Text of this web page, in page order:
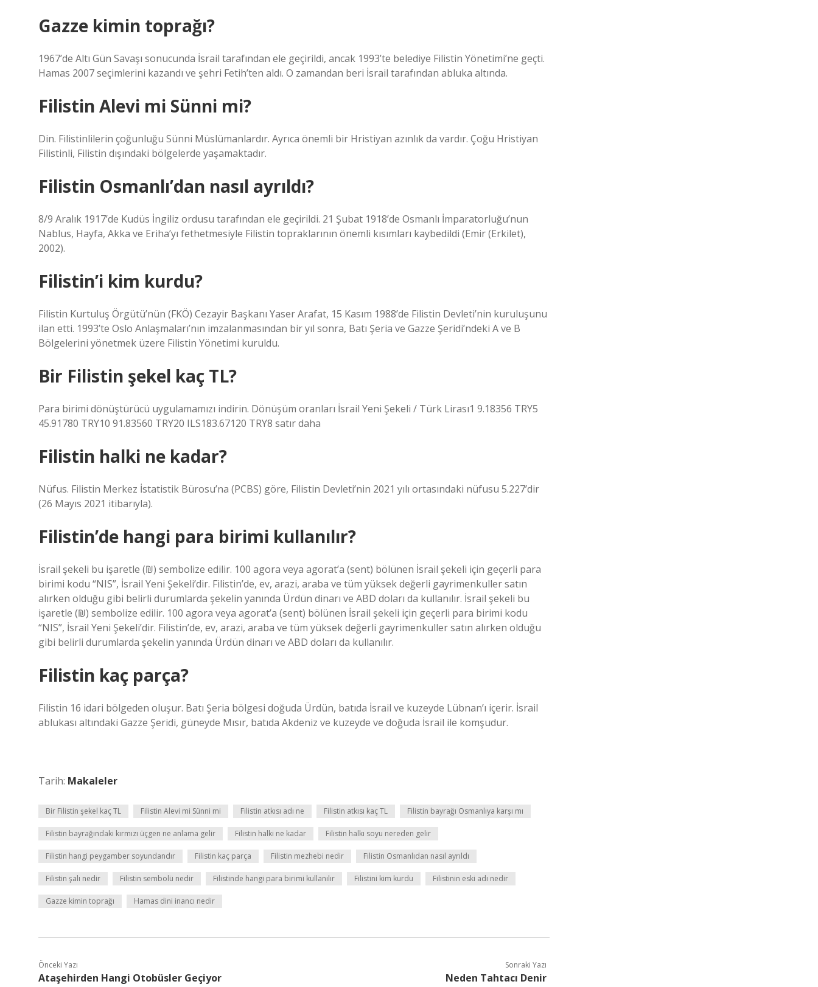
Gazze kimin toprağı?
1967’de Altı Gün Savaşı sonucunda İsrail tarafından ele geçirildi, ancak 1993’te belediye Filistin Yönetimi’ne geçti.
Hamas 2007 seçimlerini kazandı ve şehri Fetih’ten aldı. O zamandan beri İsrail tarafından abluka altında.
Filistin Alevi mi Sünni mi?
Din. Filistinlilerin çoğunluğu Sünni Müslümanlardır. Ayrıca önemli bir Hristiyan azınlık da vardır. Çoğu Hristiyan
Filistinli, Filistin dışındaki bölgelerde yaşamaktadır.
Filistin Osmanlı’dan nasıl ayrıldı?
8/9 Aralık 1917’de Kudüs İngiliz ordusu tarafından ele geçirildi. 21 Şubat 1918’de Osmanlı İmparatorluğu’nun
Nablus, Hayfa, Akka ve Eriha’yı fethetmesiyle Filistin topraklarının önemli kısımları kaybedildi (Emir (Erkilet),
2002).
Filistin’i kim kurdu?
Filistin Kurtuluş Örgütü’nün (FKÖ) Cezayir Başkanı Yaser Arafat, 15 Kasım 1988’de Filistin Devleti’nin kuruluşunu
ilan etti. 1993’te Oslo Anlaşmaları’nın imzalanmasından bir yıl sonra, Batı Şeria ve Gazze Şeridi’ndeki A ve B
Bölgelerini yönetmek üzere Filistin Yönetimi kuruldu.
Bir Filistin şekel kaç TL?
Para birimi dönüştürücü uygulamamızı indirin. Dönüşüm oranları İsrail Yeni Şekeli / Türk Lirası1 9.18356 TRY5
45.91780 TRY10 91.83560 TRY20 ILS183.67120 TRY8 satır daha
Filistin halki ne kadar?
Nüfus. Filistin Merkez İstatistik Bürosu’na (PCBS) göre, Filistin Devleti’nin 2021 yılı ortasındaki nüfusu 5.227’dir
(26 Mayıs 2021 itibarıyla).
Filistin’de hangi para birimi kullanılır?
İsrail şekeli bu işaretle (₪) sembolize edilir. 100 agora veya agorat’a (sent) bölünen İsrail şekeli için geçerli para
birimi kodu “NIS”, İsrail Yeni Şekeli’dir. Filistin’de, ev, arazi, araba ve tüm yüksek değerli gayrimenkuller satın
alırken olduğu gibi belirli durumlarda şekelin yanında Ürdün dinarı ve ABD doları da kullanılır. İsrail şekeli bu
işaretle (₪) sembolize edilir. 100 agora veya agorat’a (sent) bölünen İsrail şekeli için geçerli para birimi kodu
“NIS”, İsrail Yeni Şekeli’dir. Filistin’de, ev, arazi, araba ve tüm yüksek değerli gayrimenkuller satın alırken olduğu
gibi belirli durumlarda şekelin yanında Ürdün dinarı ve ABD doları da kullanılır.
Filistin kaç parça?
Filistin 16 idari bölgeden oluşur. Batı Şeria bölgesi doğuda Ürdün, batıda İsrail ve kuzeyde Lübnan’ı içerir. İsrail
ablukası altındaki Gazze Şeridi, güneyde Mısır, batıda Akdeniz ve kuzeyde ve doğuda İsrail ile komşudur.
Tarih: Makaleler
Bir Filistin şekel kaç TL Filistin Alevi mi Sünni mi Filistin atkısı adı ne Filistin atkısı kaç TL Filistin bayrağı Osmanlıya karşı mı
Filistin bayrağındaki kırmızı üçgen ne anlama gelir Filistin halki ne kadar Filistin halkı soyu nereden gelir
Filistin hangi peygamber soyundandır Filistin kaç parça Filistin mezhebi nedir Filistin Osmanlıdan nasıl ayrıldı
Filistin şalı nedir Filistin sembolü nedir Filistinde hangi para birimi kullanılır Filistini kim kurdu Filistinin eski adı nedir
Gazze kimin toprağı Hamas dini inancı nedir
Önceki Yazı
Ataşehirden Hangi Otobüsler Geçiyor
Sonraki Yazı
Neden Tahtacı Denir